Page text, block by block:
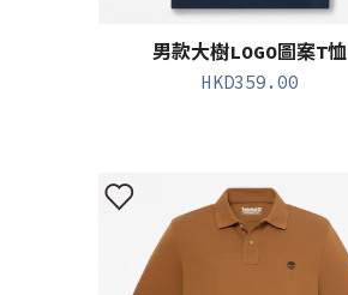
男款大樹LOGO圖案T恤
HKD359.00